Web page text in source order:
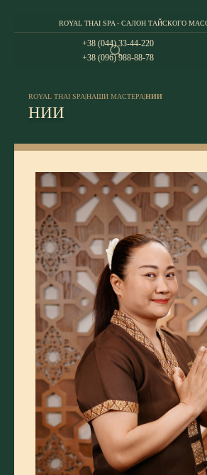
ROYAL THAI SPA - САЛОН ТАЙСКОГО
+38 (044) 33-44-220
+38 (096) 988-88-78
ROYAL THAI SPA|НАШИ МАСТЕРА|НИИ
НИИ